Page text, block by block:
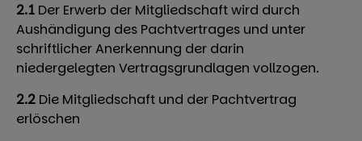
2.1 Der Erwerb der Mitgliedschaft wird durch
Aushändigung des Pachtvertrages und unter
schriftlicher Anerkennung der darin
niedergelegten Vertragsgrundlagen vollzogen.
2.2 Die Mitgliedschaft und der Pachtvertrag
erlöschen